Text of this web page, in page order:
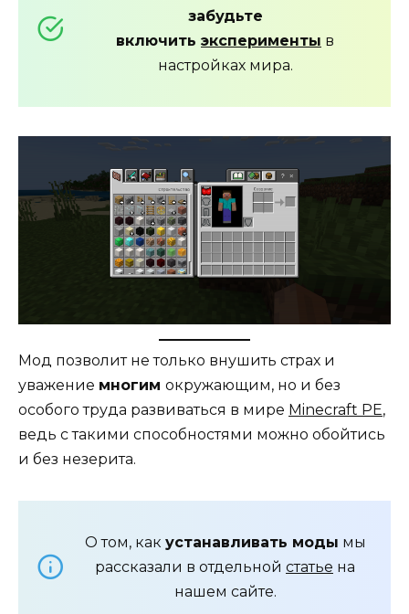
забудьте
включить эксперименты в
настройках мира.
Мод позволит не только внушить страх и
уважение многим окружающим, но и без
особого труда развиваться в мире Minecraft PE,
ведь с такими способностями можно обойтись
и без незерита.
О том, как устанавливать моды мы
рассказали в отдельной статье на
нашем сайте.